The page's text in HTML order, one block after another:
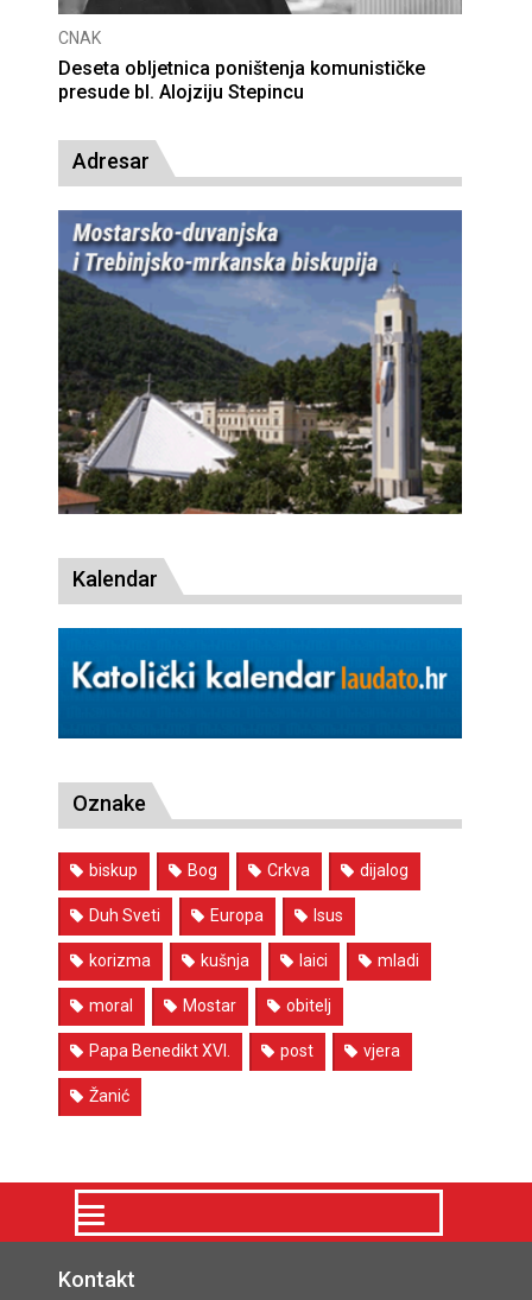
CNAK
Deseta obljetnica poništenja komunističke
presude bl. Alojziju Stepincu
Adresar
Kalendar
Oznake
biskup Bog Crkva dijalog
Duh Sveti Europa Isus
korizma kušnja laici mladi
moral Mostar obitelj
Papa Benedikt XVI. post vjera
Žanić
Kontakt